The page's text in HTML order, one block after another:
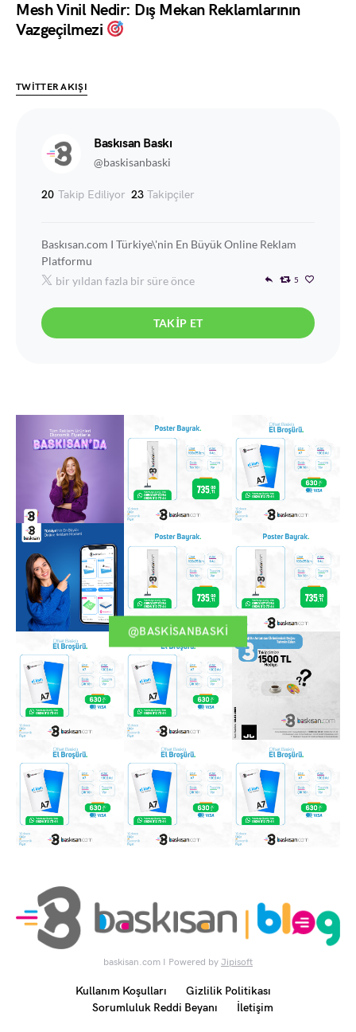
Mesh Vinil Nedir: Dış Mekan Reklamlarının
Vazgeçilmezi
TWITTER AKIŞI
Baskısan Baskı
@baskisanbaski
20 Takip Ediliyor 23 Takipçiler
Baskısan.com I Türkiye\'nin En Büyük Online Reklam
Platformu
bir yıldan fazla bir süre önce
5
TAKIP ET
@BASKISANBASKI
baskisan.com I Powered by Jipisoft
Kullanım Koşulları
Gizlilik Politikası
Sorumluluk Reddi Beyanı
İletişim